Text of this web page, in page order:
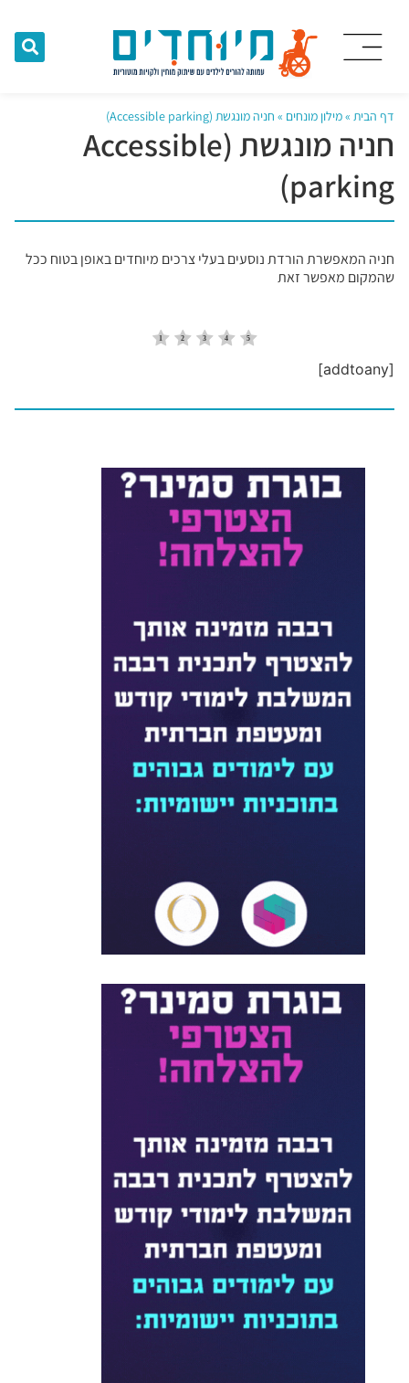
דף הבית »מילון מונחים » חניה מונגשת (Accessible parking)
חניה מונגשת (Accessible
parking)
חניה המאפשרת הורדת נוסעים בעלי צרכים מיוחדים באופן בטוח ככל
שהמקום מאפשר זאת
[addtoany]